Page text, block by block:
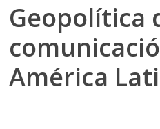
Geopolítica
América